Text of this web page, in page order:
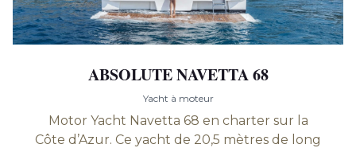
ABSOLUTE NAVETTA 68
Yacht à moteur
Motor Yacht Navetta 68 en charter sur la
Côte d’Azur. Ce yacht de 20,5 mètres de long